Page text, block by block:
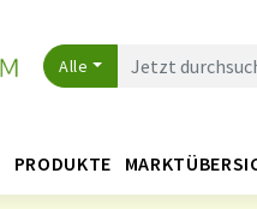
Alle
PRODUKTE